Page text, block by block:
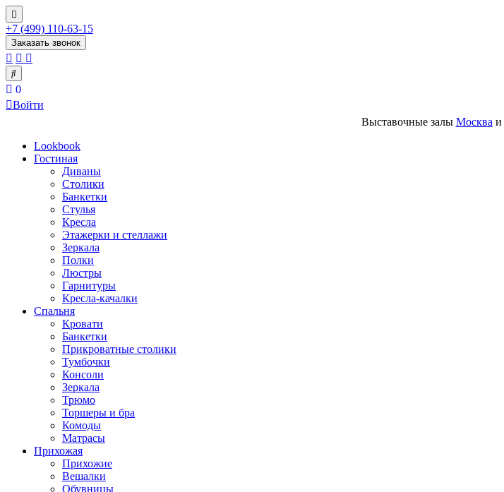
+7 (499) 110-63-15
Заказать звонок
0
Войти
Выставочные залы Москва и
Lookbook
Гостиная
Диваны
Столики
Банкетки
Стулья
Кресла
Этажерки и стеллажи
Зеркала
Полки
Люстры
Гарнитуры
Кресла-качалки
Спальня
Кровати
Банкетки
Прикроватные столики
Тумбочки
Консоли
Зеркала
Трюмо
Торшеры и бра
Комоды
Матрасы
Прихожая
Прихожие
Вешалки
Обувницы